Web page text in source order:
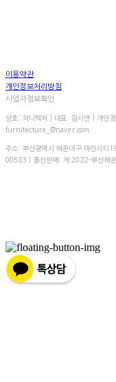
이용약관
개인정보처리방침
사업자정보확인
상호: 퍼니텍처 | 대표: 김시연 | 개인
furnitecture_@naver.com
주소: 부산광역시 해운대구 마린시티
00583 | 통신판매: 제 2022-부산해